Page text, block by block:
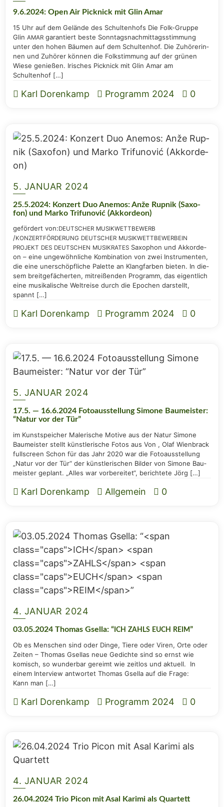
9.6.2024: Open Air Pick­nick mit Glin Amar
15 Uhr auf dem Gelän­de des Schul­ten­hofs Die Folk-Grup­­pe
Glin AMAR garan­tiert bes­te Sonn­tags­nach­mit­tags­stim­mung
unter den hohen Bäu­men auf dem Schul­ten­hof. Die Zuhö­re­rin­
nen und Zuhö­rer kön­nen die Folk­s­tim­mung auf der grü­nen
Wie­se genie­ßen. Iri­sches Pick­nick mit Glin Amar am
Schultenhof […]
Karl Dorenkamp Programm 2024 0
5. JANUAR 2024
25.5.2024: Kon­zert Duo Ane­mos: Anže Rup­nik (Saxo­
fon) und Mar­ko Tri­fu­n­o­vić (Akkor­de­on)
geför­dert von:DEUTSCHER MUSIKWETTBEWERB
/KONZERTFÖRDERUNG DEUTSCHER MUSIKWETTBEWERBEIN
PROJEKT DES DEUTSCHEN MUSIKRATES Saxo­phon und Akkor­de­
on – eine unge­wöhn­li­che Kom­bi­na­ti­on von zwei Instru­men­ten,
die eine uner­schöpf­li­che Palet­te an Klang­far­ben bie­ten. In die­
sem breit­ge­fä­cher­ten, mit­rei­ßen­den Pro­gramm, das eigent­lich
eine musi­ka­li­sche Welt­rei­se durch die Epo­chen dar­stellt,
spannt […]
Karl Dorenkamp Programm 2024 0
5. JANUAR 2024
17.5. — 16.6.2024 Foto­aus­stel­lung Simo­ne Bau­meis­ter:
“Natur vor der Tür”
im Kunst­spei­cher Male­ri­sche Moti­ve aus der Natur Simo­ne
Bau­meis­ter stellt künst­le­ri­sche Fotos aus Von , Olaf Wien­brack
full­screen Schon für das Jahr 2020 war die Foto­aus­stel­lung
„Natur vor der Tür“ der künst­le­ri­schen Bil­der von Simo­ne Bau­
meis­ter geplant. „Alles war vor­be­rei­tet“, berich­te­te Jörg […]
Karl Dorenkamp Allgemein 0
4. JANUAR 2024
03.05.2024 Tho­mas Gsel­la: “ ICH ZAHLS EUCH REIM”
Ob es Men­schen sind oder Din­ge, Tie­re oder Viren, Orte oder
Zei­ten – Tho­mas Gsel­las neue Gedich­te sind so ernst wie
komisch, so wun­der­bar gereimt wie zeit­los und aktu­ell. In
einem Inter­view ant­wor­tet Tho­mas Gsel­la auf die Fra­ge:
Kann man […]
Karl Dorenkamp Programm 2024 0
4. JANUAR 2024
26.04.2024 Trio Picon mit Asal Kari­mi als Quartett